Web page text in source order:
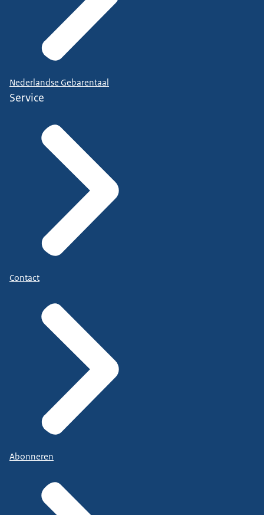
Nederlandse Gebarentaal
Service
Contact
Abonneren